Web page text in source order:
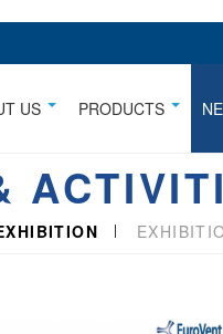
US PRODUCTS